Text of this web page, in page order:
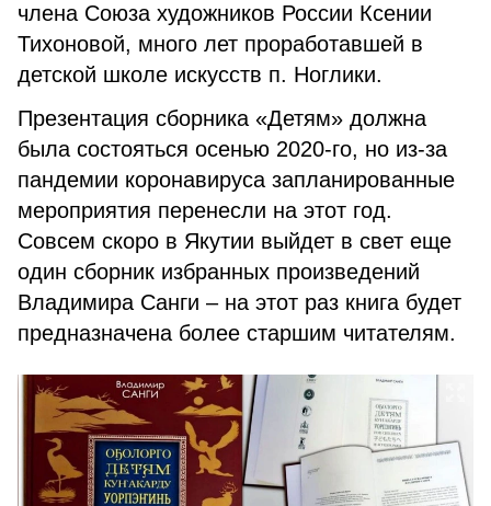
члена Союза художников России Ксении
Тихоновой, много лет проработавшей в
детской школе искусств п. Ноглики.
Презентация сборника «Детям» должна
была состояться осенью 2020-го, но из-за
пандемии коронавируса запланированные
мероприятия перенесли на этот год.
Совсем скоро в Якутии выйдет в свет еще
один сборник избранных произведений
Владимира Санги – на этот раз книга будет
предназначена более старшим читателям.